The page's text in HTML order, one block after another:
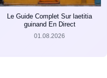
Le Guide Complet Sur laetitia
guinand En Direct
01.08.2026